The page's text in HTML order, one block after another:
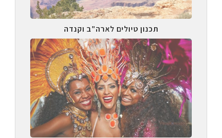
תכנון טיולים לארה"ב וקנדה